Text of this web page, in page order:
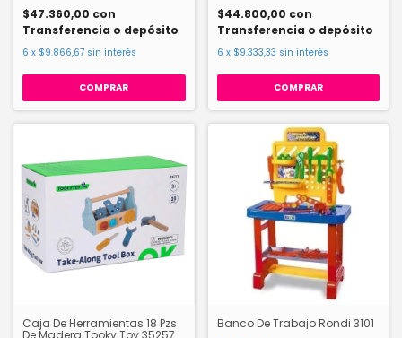
$47.360,00 con
Transferencia o depósito
6 x $9.866,67 sin interés
$44.800,00 con
Transferencia o depósito
6 x $9.333,33 sin interés
Caja De Herramientas 18 Pzs
De Madera Tooky Toy 35257
Banco De Trabajo Rondi 3101